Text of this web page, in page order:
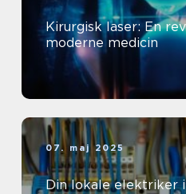
Kirurgisk laser: En
moderne medicin
07. maj 2025
Din lokale elektriker